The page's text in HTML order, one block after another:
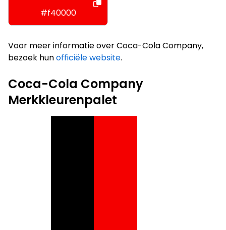
#f40000
Voor meer informatie over Coca-Cola Company,
bezoek hunofficiële website.
Coca-Cola Company
Merkkleurenpalet